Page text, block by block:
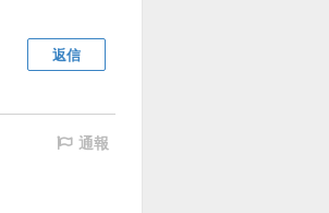
返信
通報